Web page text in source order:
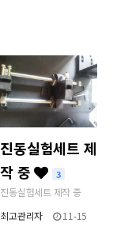
진동실험세트 제
작 중
3
진동실험세트 제작 중
최고관리자
11-15